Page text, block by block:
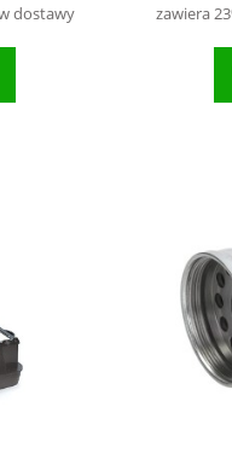
dostawy zawiera